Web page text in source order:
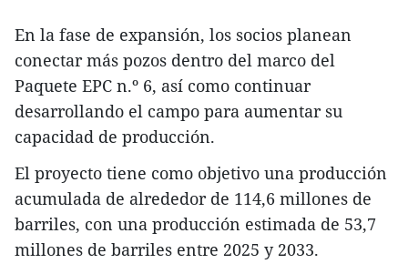
En la fase de expansión, los socios planean
conectar más pozos dentro del marco del
Paquete EPC n.º 6, así como continuar
desarrollando el campo para aumentar su
capacidad de producción.
El proyecto tiene como objetivo una producción
acumulada de alrededor de 114,6 millones de
barriles, con una producción estimada de 53,7
millones de barriles entre 2025 y 2033.